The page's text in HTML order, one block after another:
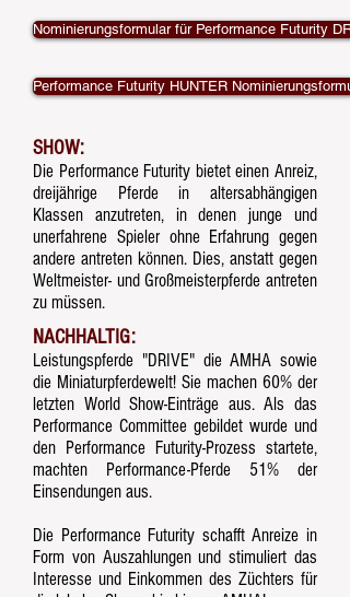
Nominierungsformular für Performance Futurity
Performance Futurity HUNTER
SHOW:
Die Performance Futurity bietet einen Anreiz,
dreijährige Pferde in altersabhängigen
Klassen anzutreten, in denen junge und
unerfahrene Spieler ohne Erfahrung gegen
andere antreten können. Dies, anstatt gegen
Weltmeister- und Großmeisterpferde antreten
zu müssen.
NACHHALTIG:
Leistungspferde "DRIVE" die AMHA sowie
die Miniaturpferdewelt! Sie machen 60% der
letzten World Show-Einträge aus. Als das
Performance Committee gebildet wurde und
den Performance Futurity-Prozess startete,
machten Performance-Pferde 51% der
Einsendungen aus.
Die Performance Futurity schafft Anreize in
Form von Auszahlungen und stimuliert das
Interesse und Einkommen des Züchters für